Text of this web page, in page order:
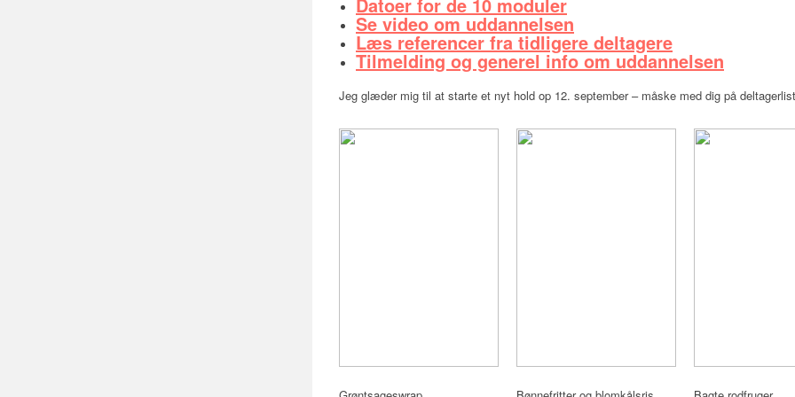
Se video om uddannelsen
Læs referencer fra tidligere deltagere
Tilmelding og generel info om uddannelsen
Jeg glæder mig til at starte et nyt hold op 12. september – måske med dig på